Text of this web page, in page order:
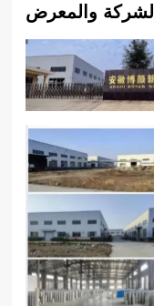
الشركة والمعرض